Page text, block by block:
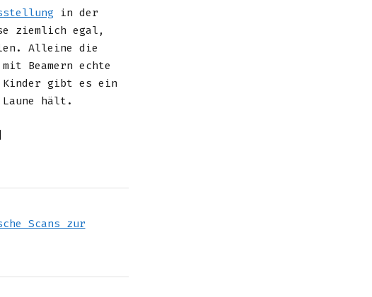
in der
ziemlich egal,
Alleine die
Beamern echte
Kinder gibt es ein
hält.
Scans zur